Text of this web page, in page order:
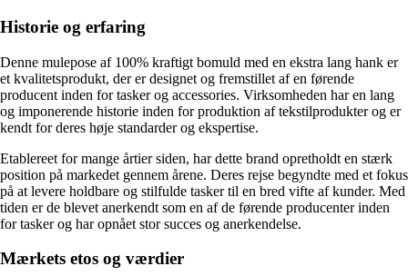
Historie og erfaring
Denne mulepose af 100% kraftigt bomuld med en ekstra lang hank er
et kvalitetsprodukt, der er designet og fremstillet af en førende
producent inden for tasker og accessories. Virksomheden har en lang
og imponerende historie inden for produktion af tekstilprodukter og er
kendt for deres høje standarder og ekspertise.
Etablereet for mange årtier siden, har dette brand opretholdt en stærk
position på markedet gennem årene. Deres rejse begyndte med et fokus
på at levere holdbare og stilfulde tasker til en bred vifte af kunder. Med
tiden er de blevet anerkendt som en af de førende producenter inden
for tasker og har opnået stor succes og anerkendelse.
Mærkets etos og værdier